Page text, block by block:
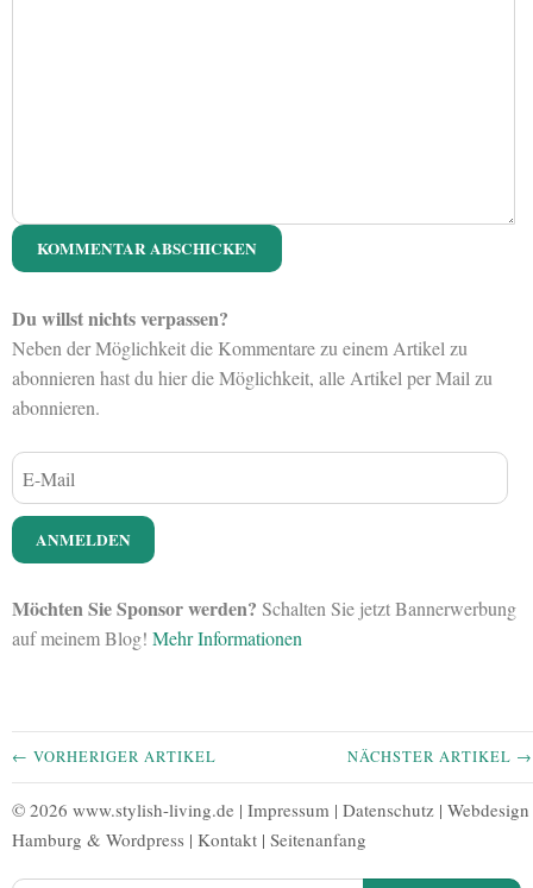
Du willst nichts verpassen?
Neben der Möglichkeit die Kommentare zu einem Artikel zu
abonnieren hast du hier die Möglichkeit, alle Artikel per Mail zu
abonnieren.
Möchten Sie Sponsor werden? Schalten Sie jetzt Bannerwerbung
auf meinem Blog! Mehr Informationen
← VORHERIGER ARTIKEL NÄCHSTER ARTIKEL →
© 2026 www.stylish-living.de | Impressum | Datenschutz | Webdesign
Hamburg & Wordpress | Kontakt | Seitenanfang